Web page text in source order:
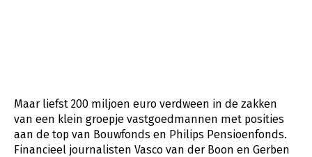
Maar liefst 200 miljoen euro verdween in de zakken
van een klein groepje vastgoedmannen met posities
aan de top van Bouwfonds en Philips Pensioenfonds.
Financieel journalisten Vasco van der Boon en Gerben